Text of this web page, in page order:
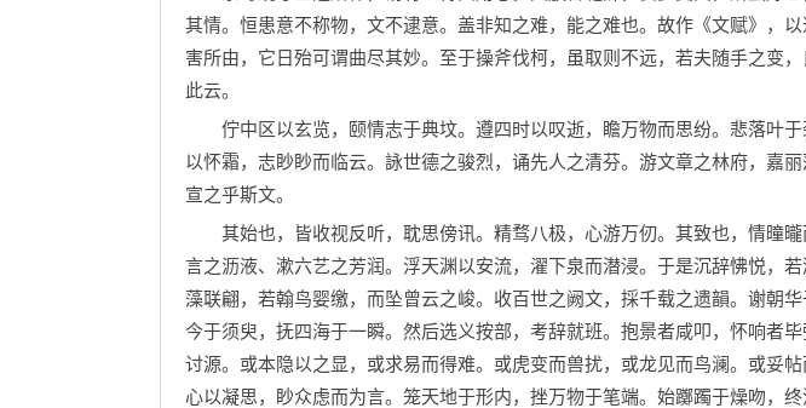
其情。恒患意不称物，文不逮意。盖非知之难，能之难也。故作《文赋》，
害所由，它日殆可谓曲尽其妙。至于操斧伐柯，虽取则不远，若夫随手之变
此云。
佇中区以玄览，颐情志于典坟。遵四时以叹逝，瞻万物而思纷。悲落叶于
以怀霜，志眇眇而临云。詠世德之骏烈，诵先人之清芬。游文章之林府，嘉
宣之乎斯文。
其始也，皆收视反听，耽思傍讯。精骛八极，心游万仞。其致也，情曈曨
言之沥液、漱六艺之芳润。浮天渊以安流，濯下泉而潜浸。于是沉辞怫悦，
藻联翩，若翰鸟婴缴，而坠曾云之峻。收百世之阙文，採千载之遗韻。谢朝
今于须臾，抚四海于一瞬。然后选义按部，考辞就班。抱景者咸叩，怀响者
讨源。或本隐以之显，或求易而得难。或虎变而兽扰，或龙见而鸟澜。或妥
心以凝思，眇众虑而为言。笼天地于形内，挫万物于笔端。始躑躅于燥吻，终